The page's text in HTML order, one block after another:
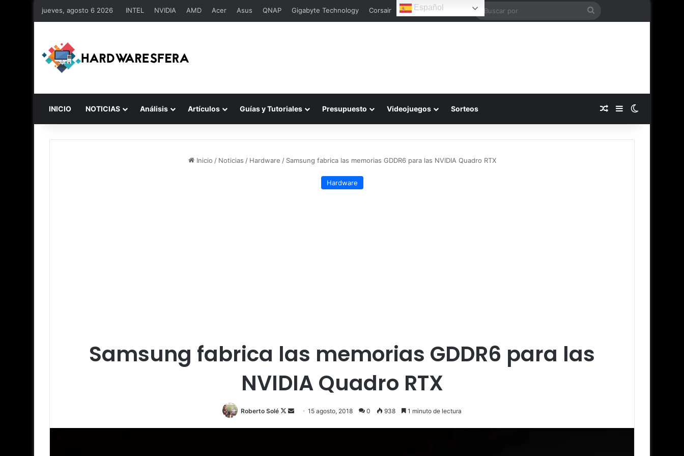
jueves, agosto 6 2026 INTEL NVIDIA AMD Acer Asus QNAP Gigabyte Technology Corsair Español
Buscar
INICIO NOTICIAS Análisis Artículos Guías y Tutoriales Presupuesto Videojuegos Sorteos Publicación al azar
Barra lateral
Inicio / Noticias / Hardware / Samsung fabrica las memorias GDDR6 para las NVIDIA Quadro RTX
Hardware
Samsung fabrica las memorias GDDR6 para las
NVIDIA Quadro RTX
Roberto Solé
F
15 agosto, 2018 0 938 1 minuto de lectura